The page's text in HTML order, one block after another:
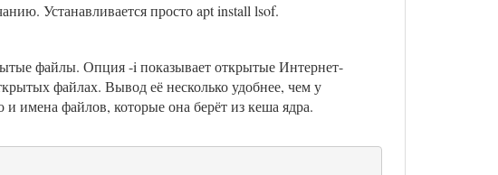
Устанавливается просто apt install lsof.
файлы. Опция -i показывает открытые Интернет-
файлах. Вывод её несколько удобнее, чем у
имена файлов, которые она берёт из кеша ядра.